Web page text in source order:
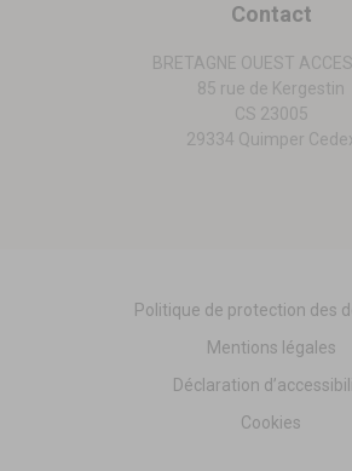
Contact
BRETAGNE OUEST
85 rue de Kergestin
CS 23005
29334 Quimper
Politique de protection des
Mentions légales
Déclaration
Cookies